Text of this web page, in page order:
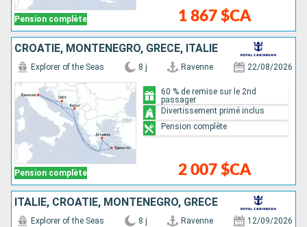
Pension complète 1 867 $CA
CROATIE, MONTÉNÉGRO, GRÈCE, ITALIE
Pension complète
Explorer of the Seas 8 j Ravenne 22/08/2026
2 007 $CA
60 % de remise sur le 2nd
passager
Divertissement primé inclus
Pension complète
ITALIE, CROATIE, MONTÉNÉGRO, GRÈCE
Explorer of the Seas 8 j Ravenne 12/09/2026